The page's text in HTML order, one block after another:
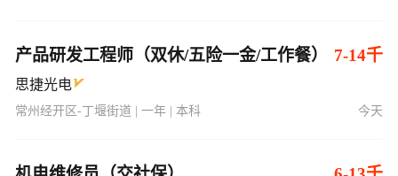
产品研发工程师（双休/五险一金/工作餐） 7-14千
思捷光电
常州经开区-丁堰街道 | 一年 | 本科 今天